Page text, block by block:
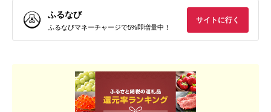
ふるなび
ふるなびマネーチャージで5%即増量中！
サイトに行く